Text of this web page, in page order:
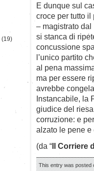
E dunque sul
croce per tutto il
– magistrato
si stanca di
concussione
l’unico partito
al pena
ma per essere
avrebbe
Instancabile, la
giudice del
corruzione: e
alzato le pene
(da “Il Corriere
This entry was posted
(19)